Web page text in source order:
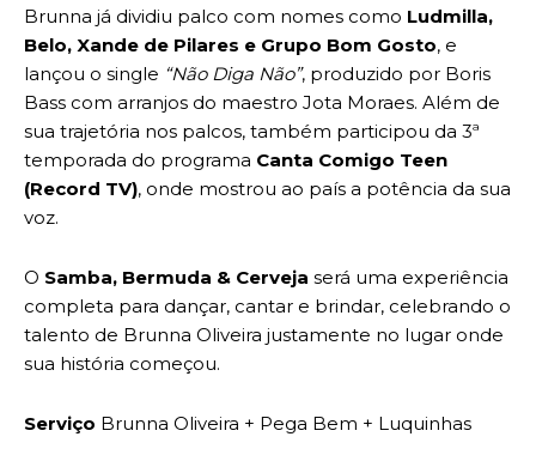
Brunna já dividiu palco com nomes como Ludmilla,
Belo, Xande de Pilares e Grupo Bom Gosto, e
lançou o single “Não Diga Não”, produzido por Boris
Bass com arranjos do maestro Jota Moraes. Além de
sua trajetória nos palcos, também participou da 3ª
temporada do programa Canta Comigo Teen
(Record TV), onde mostrou ao país a potência da sua
voz.
O Samba, Bermuda & Cerveja será uma experiência
completa para dançar, cantar e brindar, celebrando o
talento de Brunna Oliveira justamente no lugar onde
sua história começou.
Serviço Brunna Oliveira + Pega Bem + Luquinhas